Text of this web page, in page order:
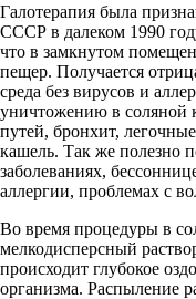
Галотерапия была
СССР в далеком 1990
что в замкнутом
пещер. Получается
среда без вирусов и
уничтожению в соляной
путей, бронхит,
кашель. Так же полезно
заболеваниях,
аллергии, проблемах с
Во время процедуры в
мелкодисперсный
происходит глубокое
организма. Распыление